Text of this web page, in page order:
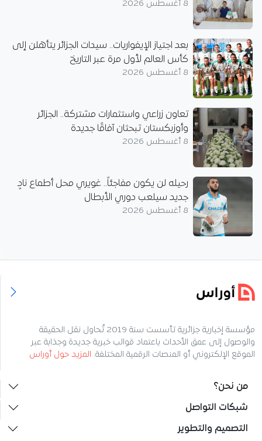
8 أغسطس 2026
بعد اجتياز الإيفواريات.. سيدات الجزائر يتأهلن إلى
كأس العالم لأول مرة عبر التاريخ
8 أغسطس 2026
تعاون زراعي واستثمارات مشتركة.. الجزائر
وأوزبكستان تبحثان آفاقًا جديدة
8 أغسطس 2026
رحيله لن يكون مفاجئاً.. غويري محل أطماع نادٍ
جديد سيلعب دوري الأبطال
8 أغسطس 2026
مؤسسة إخبارية جزائرية تأسست سنة 2019 تُحاول نقل الحقيقة
والوصول إلى عمق الأحداث باعتماد قوالب خبرية جديدة وجذابة عبر
الموقع الإلكتروني أو المنصات الرقمية المختلفة. المزيد حول أوراس
من نحن؟
شبكات التواصل
التصميم والتطوير